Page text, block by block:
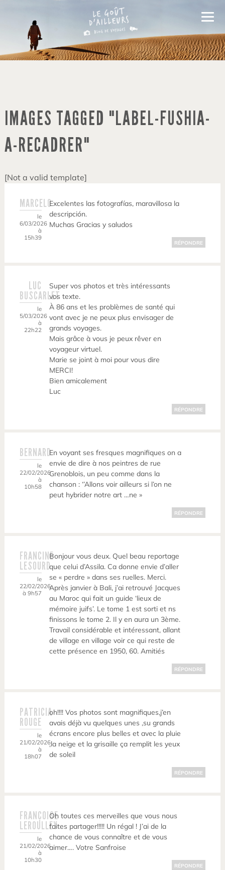
IMAGES TAGGED "LABEL-FUSHIA-
A-RECADRER"
[Not a valid template]
MARCELO
le
6/03/2026
à
15h39
Excelentes las fotografías, maravillosa la
descripción.
Muchas Gracias y saludos
RÉPONDRE
LUC
BUSCARLET
le
5/03/2026
à
22h22
Super vos photos et très intéressants
vos texte.
À 86 ans et les problèmes de santé qui
vont avec je ne peux plus envisager de
grands voyages.
Mais grâce à vous je peux rêver en
voyageur virtuel.
Marie se joint à moi pour vous dire
MERCI!
Bien amicalement
Luc
RÉPONDRE
BERNARD
le
22/02/2026
à
10h58
En voyant ses fresques magnifiques on a
envie de dire à nos peintres de rue
Grenoblois, un peu comme dans la
chanson : ‘’Allons voir ailleurs si l’on ne
peut hybrider notre art …ne »
RÉPONDRE
FRANCINE
LESOURD
le
22/02/2026
à 9h57
Bonjour vous deux. Quel beau reportage
que celui d’Assila. Ca donne envie d’aller
se « perdre » dans ses ruelles. Merci.
Après janvier à Bali, j’ai retrouvé Jacques
au Maroc qui fait un guide ‘lieux de
mémoire juifs’. Le tome 1 est sorti et ns
finissons le tome 2. Il y en aura un 3ème.
Travail considérable et intéressant, allant
de village en village voir ce qui reste de
cette présence en 1950, 60. Amitiés
RÉPONDRE
PATRICIA
ROUGE
le
21/02/2026
à
18h07
oh!!!! Vos photos sont magnifiques,j’en
avais déjà vu quelques unes ,su grands
écrans encore plus belles et avec la pluie
,la neige et la grisaille ça remplit les yeux
de soleil
RÉPONDRE
FRANÇOISE
LEROULLEY
le
21/02/2026
à
10h30
Oh toutes ces merveilles que vous nous
faites partager!!!!! Un régal ! J’ai de la
chance de vous connaître et de vous
aimer…. Votre Sanfroise
RÉPONDRE